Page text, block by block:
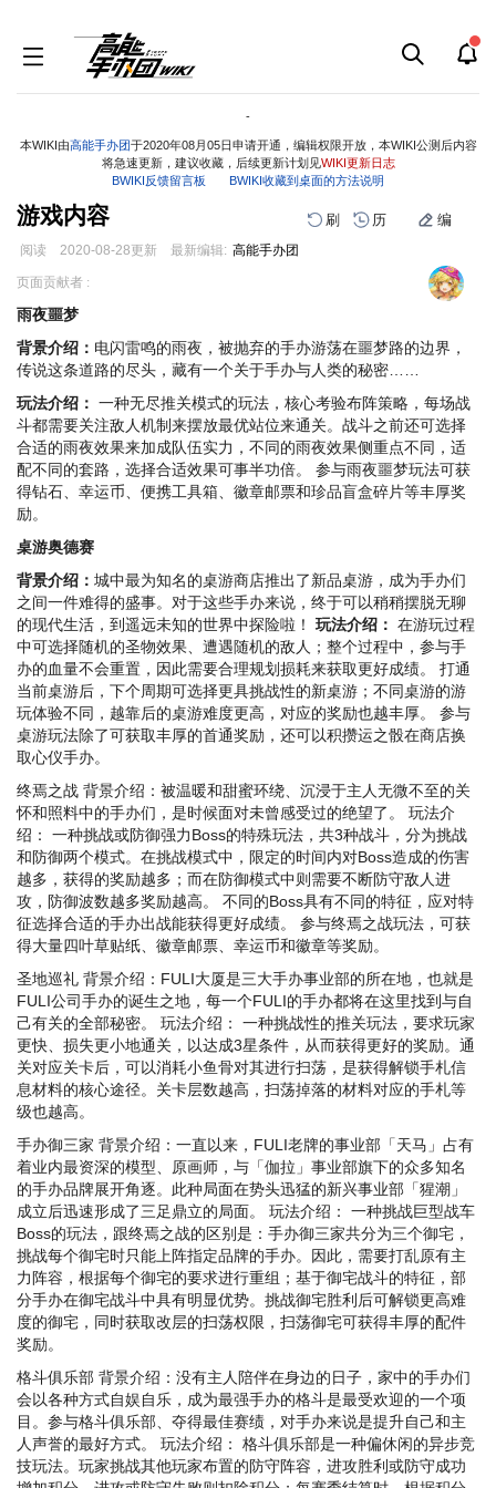
-
本WIKI由高能手办团于2020年08月05日申请开通，编辑权限开放，本WIKI公测后内容
将急速更新，建议收藏，后续更新计划见WIKI更新日志
BWIKI反馈留言板
BWIKI收藏到桌面的方法说明
游戏内容 刷 历 编
阅读 2020-08-28更新 最新编辑: 高能手办团
跳
导
航
跳
搜
索
页面贡献者 :
雨夜噩梦
背景介绍： 电闪雷鸣的雨夜，被抛弃的手办游荡在噩梦路的边界，
传说这条道路的尽头，藏有一个关于手办与人类的秘密……
玩法介绍： 一种无尽推关模式的玩法，核心考验布阵策略，每场战
斗都需要关注敌人机制来摆放最优站位来通关。战斗之前还可选择
合适的雨夜效果来加成队伍实力，不同的雨夜效果侧重点不同，适
配不同的套路，选择合适效果可事半功倍。 参与雨夜噩梦玩法可获
得钻石、幸运币、便携工具箱、徽章邮票和珍品盲盒碎片等丰厚奖
励。
桌游奥德赛
背景介绍： 城中最为知名的桌游商店推出了新品桌游，成为手办们
之间一件难得的盛事。对于这些手办来说，终于可以稍稍摆脱无聊
的现代生活，到遥远未知的世界中探险啦！ 玩法介绍： 在游玩过程
中可选择随机的圣物效果、遭遇随机的敌人；整个过程中，参与手
办的血量不会重置，因此需要合理规划损耗来获取更好成绩。 打通
当前桌游后，下个周期可选择更具挑战性的新桌游；不同桌游的游
玩体验不同，越靠后的桌游难度更高，对应的奖励也越丰厚。 参与
桌游玩法除了可获取丰厚的首通奖励，还可以积攒运之骰在商店换
取心仪手办。
终焉之战 背景介绍：被温暖和甜蜜环绕、沉浸于主人无微不至的关
怀和照料中的手办们，是时候面对未曾感受过的绝望了。 玩法介
绍： 一种挑战或防御强力Boss的特殊玩法，共3种战斗，分为挑战
和防御两个模式。在挑战模式中，限定的时间内对Boss造成的伤害
越多，获得的奖励越多；而在防御模式中则需要不断防守敌人进
攻，防御波数越多奖励越高。 不同的Boss具有不同的特征，应对特
征选择合适的手办出战能获得更好成绩。 参与终焉之战玩法，可获
得大量四叶草贴纸、徽章邮票、幸运币和徽章等奖励。
圣地巡礼 背景介绍：FULI大厦是三大手办事业部的所在地，也就是
FULI公司手办的诞生之地，每一个FULI的手办都将在这里找到与自
己有关的全部秘密。 玩法介绍： 一种挑战性的推关玩法，要求玩家
更快、损失更小地通关，以达成3星条件，从而获得更好的奖励。通
关对应关卡后，可以消耗小鱼骨对其进行扫荡，是获得解锁手札信
息材料的核心途径。关卡层数越高，扫荡掉落的材料对应的手札等
级也越高。
手办御三家 背景介绍：一直以来，FULI老牌的事业部「天马」占有
着业内最资深的模型、原画师，与「伽拉」事业部旗下的众多知名
的手办品牌展开角逐。此种局面在势头迅猛的新兴事业部「猩潮」
成立后迅速形成了三足鼎立的局面。 玩法介绍： 一种挑战巨型战车
Boss的玩法，跟终焉之战的区别是：手办御三家共分为三个御宅，
挑战每个御宅时只能上阵指定品牌的手办。因此，需要打乱原有主
力阵容，根据每个御宅的要求进行重组；基于御宅战斗的特征，部
分手办在御宅战斗中具有明显优势。挑战御宅胜利后可解锁更高难
度的御宅，同时获取改层的扫荡权限，扫荡御宅可获得丰厚的配件
奖励。
格斗俱乐部 背景介绍：没有主人陪伴在身边的日子，家中的手办们
会以各种方式自娱自乐，成为最强手办的格斗是最受欢迎的一个项
目。参与格斗俱乐部、夺得最佳赛绩，对手办来说是提升自己和主
人声誉的最好方式。 玩法介绍： 格斗俱乐部是一种偏休闲的异步竞
技玩法。玩家挑战其他玩家布置的防守阵容，进攻胜利或防守成功